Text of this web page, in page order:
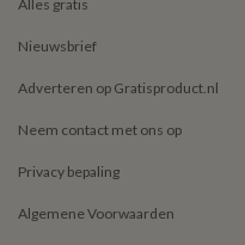
Alles gratis
Nieuwsbrief
Adverteren op Gratisproduct.nl
Neem contact met ons op
Privacy bepaling
Algemene Voorwaarden